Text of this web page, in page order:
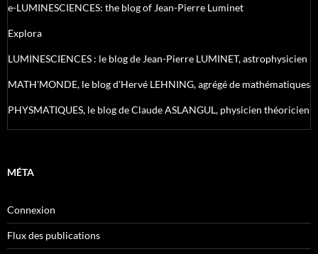
e-LUMINESCIENCES: the blog of Jean-Pierre Luminet
Explora
LUMINESCIENCES : le blog de Jean-Pierre LUMINET, astrophysicien
MATH'MONDE, le blog d'Hervé LEHNING, agrégé de mathématiques
PHYSMATIQUES, le blog de Claude ASLANGUL, physicien théoricien
MÉTA
Connexion
Flux des publications